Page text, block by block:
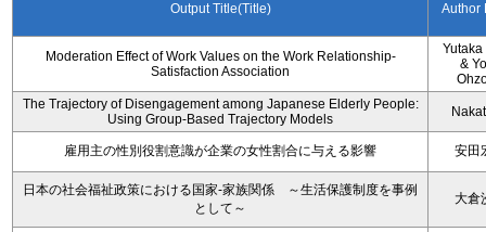
Output Title(Title) Author
Moderation Effect of Work Values on the Work Relationship-
Satisfaction Association
&
The Trajectory of Disengagement among Japanese Elderly People:
Using Group-Based Trajectory Models
雇用主の性別役割意識が企業の女性割合に与える影響 安田
日本の社会福祉政策における国家-家族関係 ～生活保護制度を事例
として～
大倉